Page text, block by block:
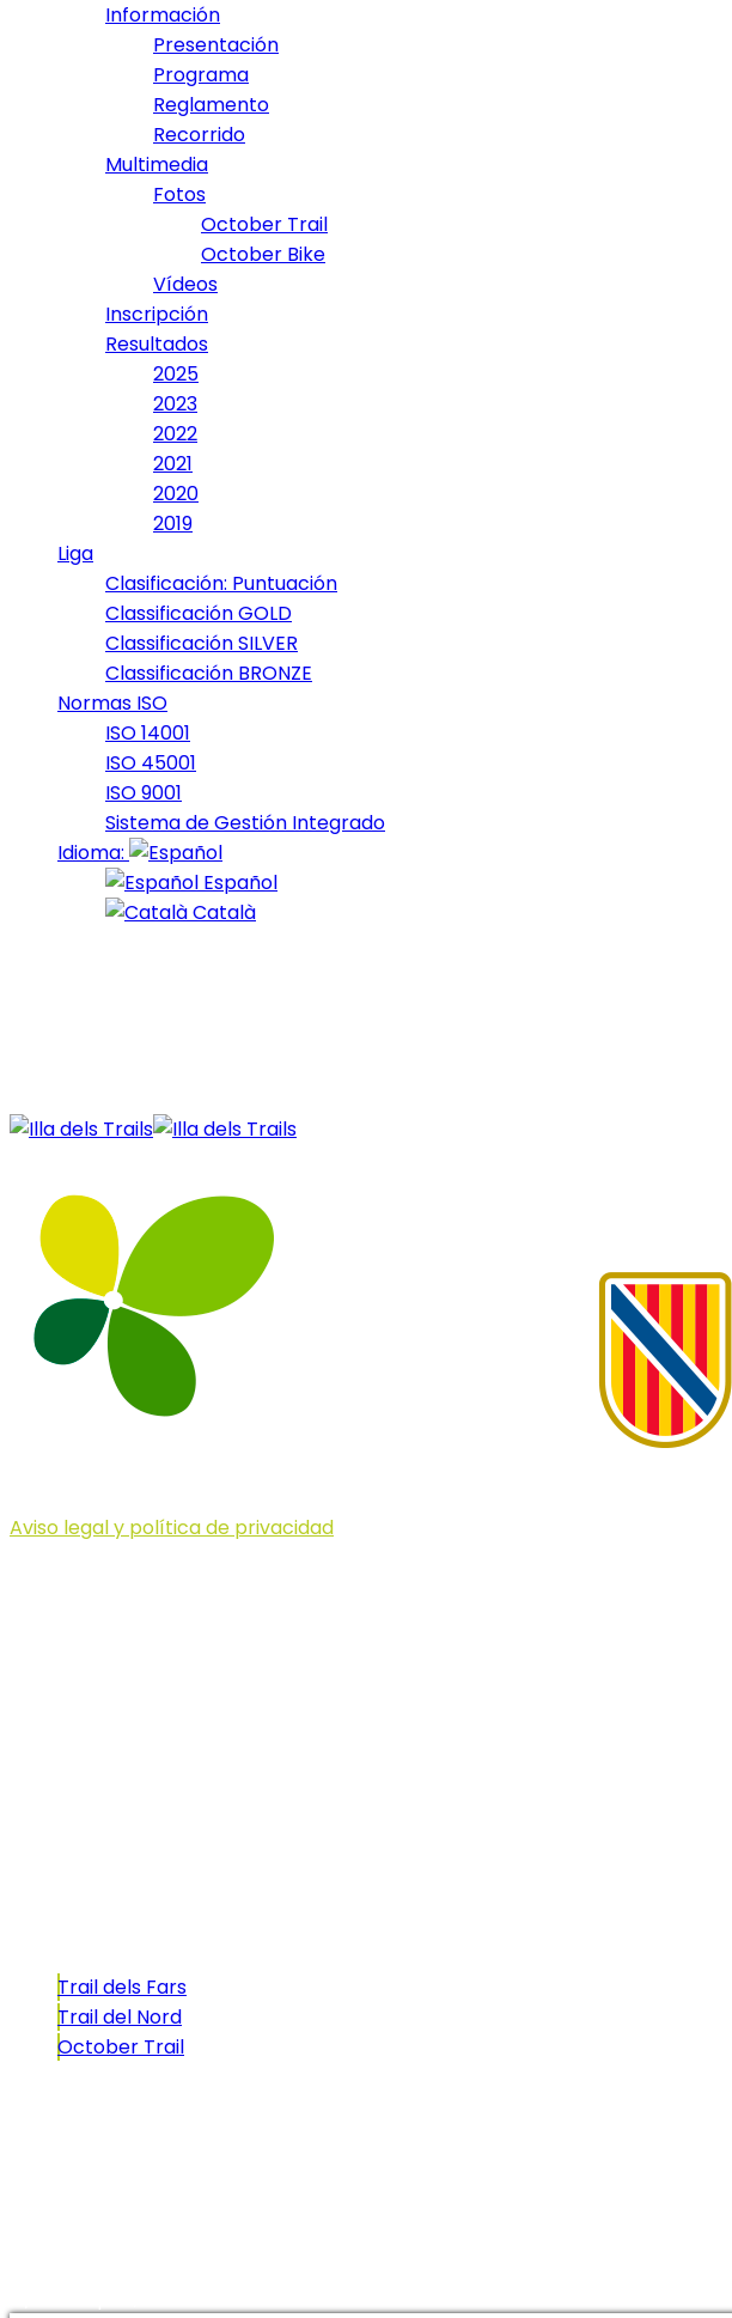
Información
Presentación
Programa
Reglamento
Recorrido
Multimedia
Fotos
October Trail
October Bike
Vídeos
Inscripción
Resultados
2025
2023
2022
2021
2020
2019
Liga
Clasificación: Puntuación
Classificación GOLD
Classificación SILVER
Classificación BRONZE
Normas ISO
ISO 14001
ISO 45001
ISO 9001
Sistema de Gestión Integrado
Idioma:
Español
Català
Aviso legal y política de privacidad
Trail dels Fars
Trail del Nord
October Trail